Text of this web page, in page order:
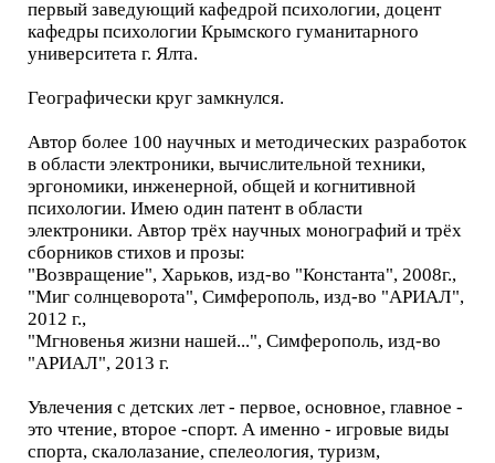
первый заведующий кафедрой психологии, доцент
кафедры психологии Крымского гуманитарного
университета г. Ялта.
Географически круг замкнулся.
Автор более 100 научных и методических разработок
в области электроники, вычислительной техники,
эргономики, инженерной, общей и когнитивной
психологии. Имею один патент в области
электроники. Автор трёх научных монографий и трёх
сборников стихов и прозы:
"Возвращение", Харьков, изд-во "Константа", 2008г.,
"Миг солнцеворота", Симферополь, изд-во "АРИАЛ",
2012 г.,
"Мгновенья жизни нашей...", Симферополь, изд-во
"АРИАЛ", 2013 г.
Увлечения с детских лет - первое, основное, главное -
это чтение, второе -спорт. А именно - игровые виды
спорта, скалолазание, спелеология, туризм,